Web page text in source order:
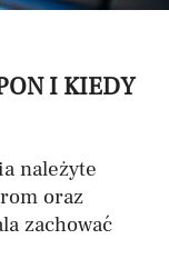
I KIEDY
należyte
oraz
zachować